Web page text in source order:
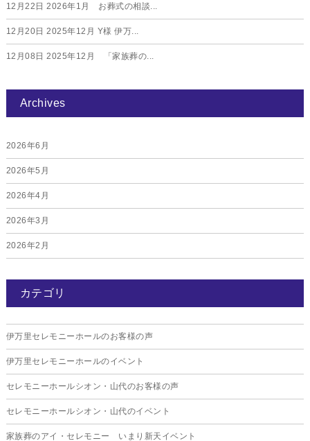
12月22日 2026年1月 お葬式の相談...
12月20日 2025年12月 Y様 伊万...
12月08日 2025年12月 「家族葬の...
Archives
2026年6月
2026年5月
2026年4月
2026年3月
2026年2月
2025年12月
カテゴリ
伊万里セレモニーホールのお客様の声
伊万里セレモニーホールのイベント
セレモニーホールシオン・山代のお客様の声
セレモニーホールシオン・山代のイベント
家族葬のアイ・セレモニー いまり新天イベント